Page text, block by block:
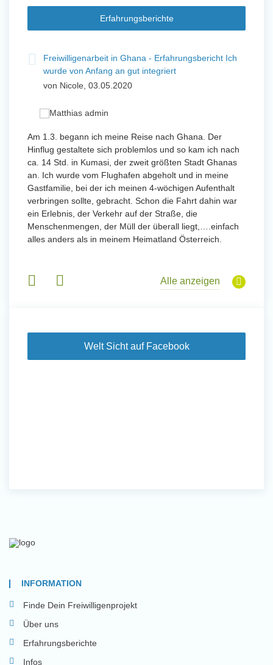
Erfahrungsberichte
Freiwilligenarbeit in Ghana - Erfahrungsbericht Ich
wurde von Anfang an gut integriert
von Nicole, 03.05.2020
Am 1.3. begann ich meine Reise nach Ghana. Der
Hinflug gestaltete sich problemlos und so kam ich nach
ca. 14 Std. in Kumasi, der zweit größten Stadt Ghanas
an. Ich wurde vom Flughafen abgeholt und in meine
Gastfamilie, bei der ich meinen 4-wöchigen Aufenthalt
verbringen sollte, gebracht. Schon die Fahrt dahin war
ein Erlebnis, der Verkehr auf der Straße, die
Menschenmengen, der Müll der überall liegt,….einfach
alles anders als in meinem Heimatland Österreich.
Alle anzeigen
Welt Sicht auf Facebook
INFORMATION
Finde Dein Freiwilligenprojekt
Über uns
Erfahrungsberichte
Infos